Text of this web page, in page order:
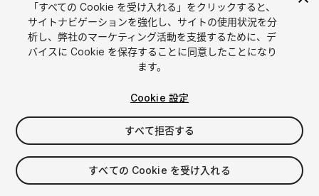
1/ 45
$20
消費税は決済時に計算されます
「すべての Cookie を受け入れる」をクリックすると、
サイトナビゲーションを強化し、サイトの使用状況を分
析し、弊社のマーケティング活動を支援するために、デ
バイスに Cookie を保存することに同意したことになり
ます。
Cookie 設定
すべて拒否する
すべての Cookie を受け入れる